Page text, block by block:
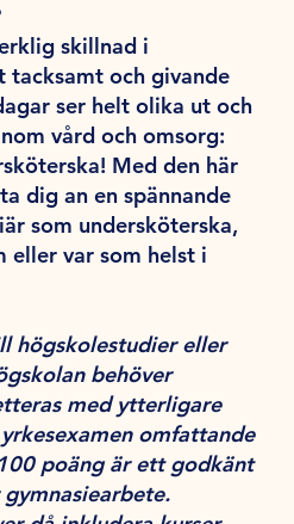
skillnad i
tacksamt och givande
ser helt olika ut och
vård och omsorg:
Med den här
dig an en spännande
som undersköterska,
eller var som helst i
högskolestudier eller
behöver
med ytterligare
omfattande
poäng är ett godkänt